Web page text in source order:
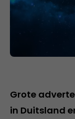
Grote
in Duitsland